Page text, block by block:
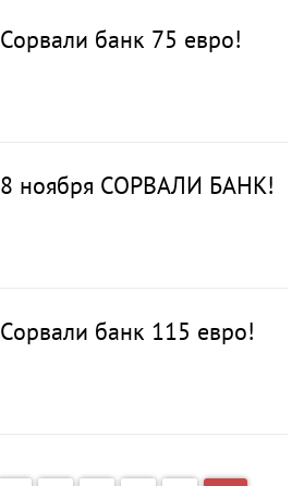
Сорвали банк 75 евро!
8 ноября СОРВАЛИ БАНК!
Сорвали банк 115 евро!